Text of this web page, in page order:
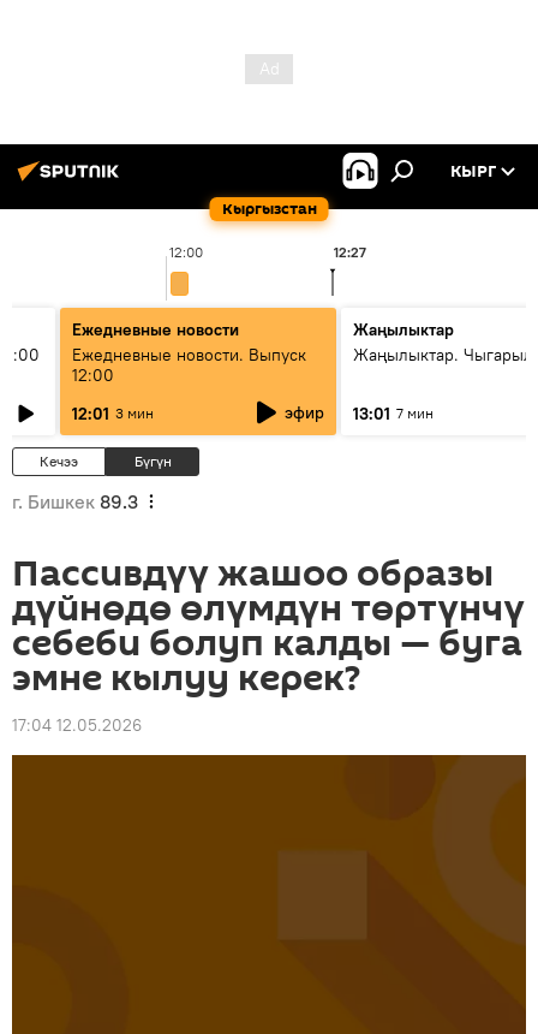
Кыргызстан
КЫРГ
12:00 12:27
Ежедневные новости
Ежедневные новости. Выпуск
12:00
12:01 3 мин эфир
Жаңылыктар
Жаңылыктар.
13:01 7 мин
Кечээ Бүгүн
г. Бишкек 89.3
Пассивдүү жашоо образы
дүйнөдө өлүмдүн төртүнчү
себеби болуп калды — буга
эмне кылуу керек?
17:04 12.05.2026